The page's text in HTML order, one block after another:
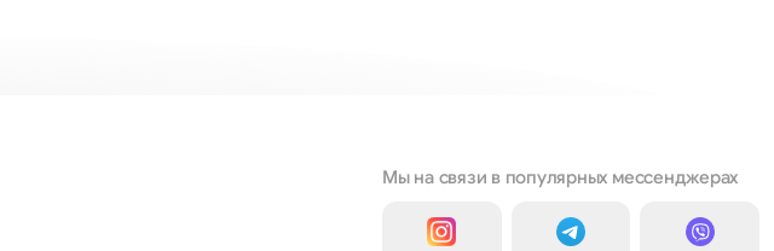
Мы на связи в популярных мессенджерах